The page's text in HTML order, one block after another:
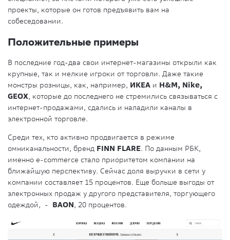
проекты, которые он готов предъявить вам на
собеседовании.
Положительные примеры
В последние год-два свои интернет-магазины открыли как
крупные, так и мелкие игроки от торговли. Даже такие
монстры розницы, как, например, ИКЕА и H&M, Nike,
GEOX, которые до последнего не стремились связываться с
интернет-продажами, сдались и наладили каналы в
электронной торговле.
Среди тех, кто активно продвигается в режиме
омниканальности, бренд FINN FLARE. По данным РБК,
именно e-commerсe стало приоритетом компании на
ближайшую перспективу. Сейчас доля выручки в сети у
компании составляет 15 процентов. Еще больше выгоды от
электронных продаж у другого представителя, торгующего
одеждой, - BAON, 20 процентов.